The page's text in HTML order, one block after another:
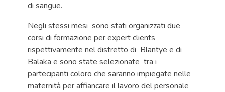
di sangue.
Negli stessi mesi sono stati organizzati due
corsi di formazione per expert clients
rispettivamente nel distretto di Blantye e di
Balaka e sono state selezionate tra i
partecipanti coloro che saranno impiegate nelle
maternità per affiancare il lavoro del personale